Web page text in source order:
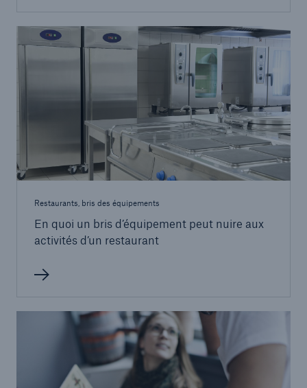
Restaurants, bris des équipements
En quoi un bris d’équipement peut nuire aux
activités d’un restaurant